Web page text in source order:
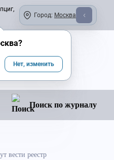
Город: Москва
Поиск по журналу
вести реестр
?
Нет, изменить